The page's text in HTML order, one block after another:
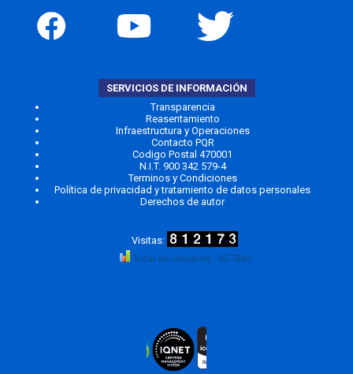
SERVICIOS DE INFORMACIÓN
Transparencia
Reasentamiento
Infraestructura y Operaciones
Contacto PQR
Codigo Postal 470001
N.I.T. 900 342 579-4
Terminos y Condiciones
Política de privacidad y tratamiento de datos personales
Derechos de autor
Total de usuarios : 807849